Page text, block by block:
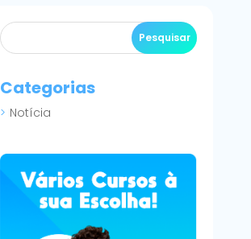
Categorias
Notícia